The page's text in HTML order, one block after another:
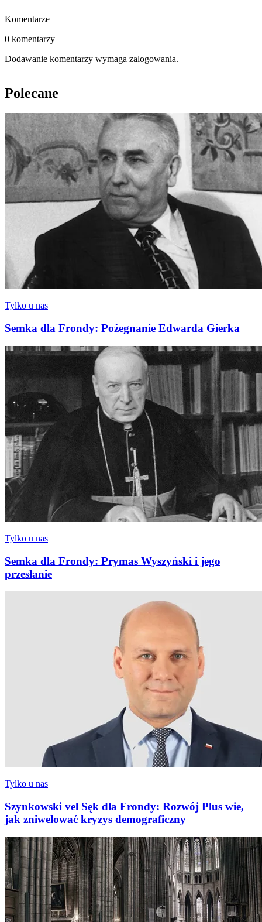
Komentarze
0 komentarzy
Dodawanie komentarzy wymaga zalogowania.
Polecane
Tylko u nas
Semka dla Frondy: Pożegnanie Edwarda Gierka
Tylko u nas
Semka dla Frondy: Prymas Wyszyński i jego
przesłanie
Tylko u nas
Szynkowski vel Sęk dla Frondy: Rozwój Plus wie,
jak zniwelować kryzys demograficzny